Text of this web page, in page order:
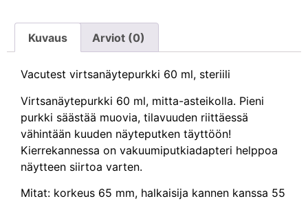
Kuvaus Arviot (0)
Vacutest virtsanäytepurkki 60 ml, steriili
Virtsanäytepurkki 60 ml, mitta-asteikolla. Pieni
purkki säästää muovia, tilavuuden riittäessä
vähintään kuuden näyteputken täyttöön!
Kierrekannessa on vakuumiputkiadapteri helppoa
näytteen siirtoa varten.
Mitat: korkeus 65 mm, halkaisija kannen kanssa 55